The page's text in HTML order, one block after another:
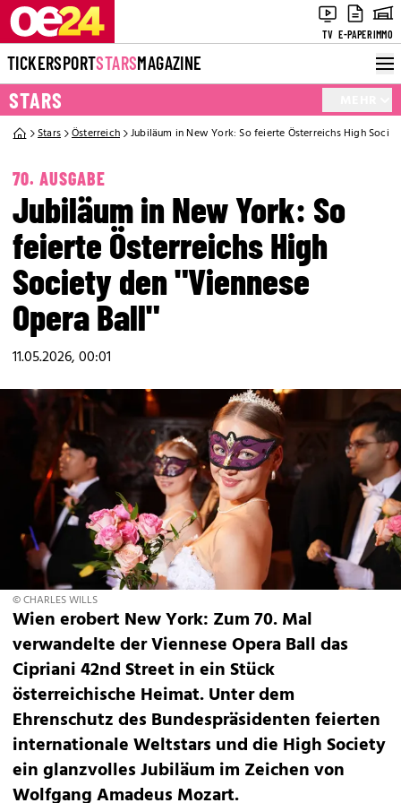
TV E-PAPERIMMO
TICKERSPORTSTARSMAGAZINE
STARS
Stars Österreich Jubiläum in New York: So feierte Österreichs High
70. AUSGABE
Jubiläum in New York: So
feierte Österreichs High
Society den "Viennese
Opera Ball"
11.05.2026, 00:01
© CHARLES WILLS
Wien erobert New York: Zum 70. Mal
verwandelte der Viennese Opera Ball das
Cipriani 42nd Street in ein Stück
österreichische Heimat. Unter dem
Ehrenschutz des Bundespräsidenten feierten
internationale Weltstars und die High Society
ein glanzvolles Jubiläum im Zeichen von
Wolfgang Amadeus Mozart.